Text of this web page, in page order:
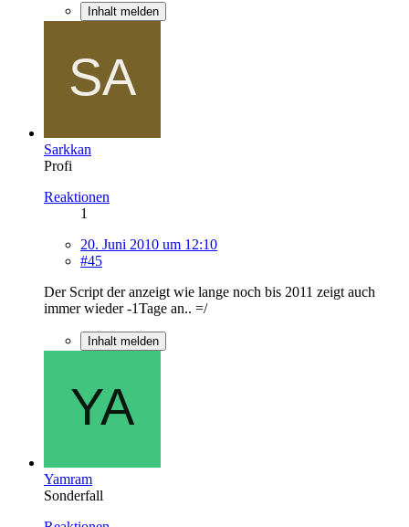
Inhalt melden
Sarkkan
Profi
Reaktionen
1
20. Juni 2010 um 12:10
#45
Der Script der anzeigt wie lange noch bis 2011 zeigt auch
immer wieder -1Tage an.. =/
Inhalt melden
Yamram
Sonderfall